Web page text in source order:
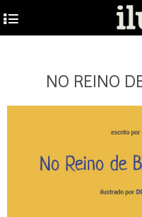
4
NO REINO